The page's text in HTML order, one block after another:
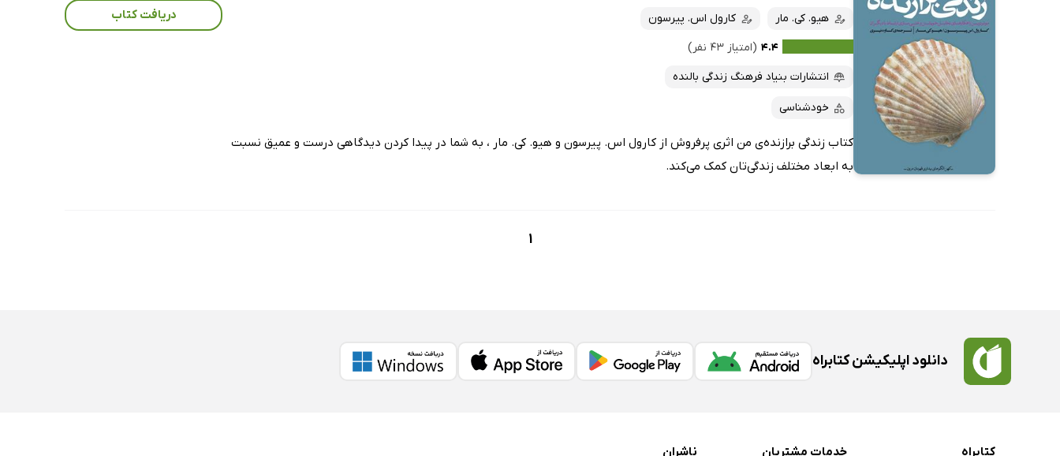
هیو. کی. مار
کارول اس. پیرسون
۴.۴ (امتیاز ۴۳ نفر)
انتشارات بنیاد فرهنگ زندگی بالنده
خودشناسی
کتاب زندگی برازنده‌ی من اثری پرفروش از کارول اس. پیرسون و هیو. کی. مار ، به شما در پیدا کردن دیدگاهی درست و عمیق نسبت
به ابعاد مختلف زندگی‌تان کمک می‌کند.
دریافت کتاب
1
دانلود اپلیکیشن کتابراه
کتابراه خدمات مشتریان ناشران